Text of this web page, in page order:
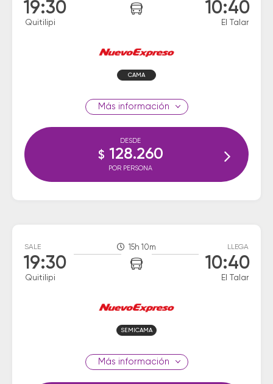
19:30
Quitilipi
10:40
El Talar
CAMA
información
DESDE
$ 128.260
POR PERSONA
SALE
19:30
Quitilipi
15h 10m LLEGA
10:40
El Talar
SEMICAMA
información